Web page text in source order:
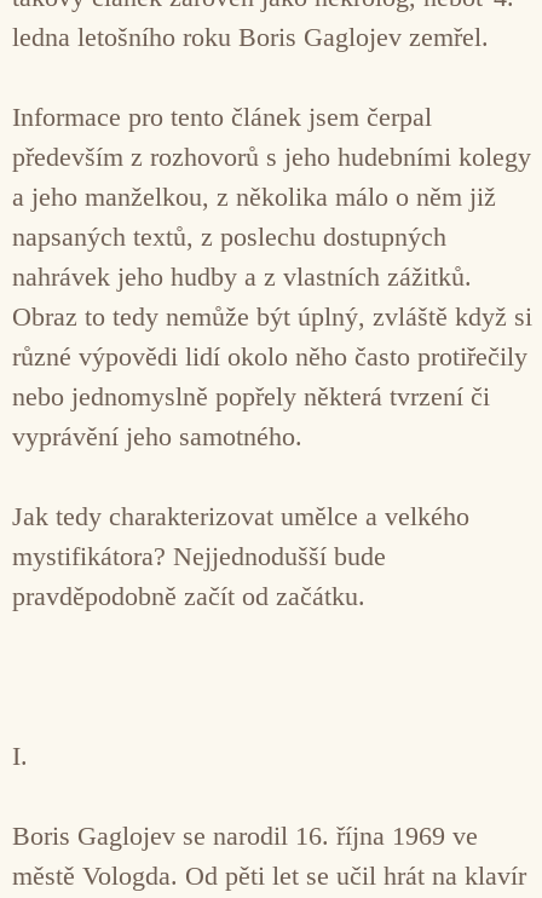
ledna letošního roku Boris Gaglojev zemřel.
Informace pro tento článek jsem čerpal
především z rozhovorů s jeho hudebními kolegy
a jeho manželkou, z několika málo o něm již
napsaných textů, z poslechu dostupných
nahrávek jeho hudby a z vlastních zážitků.
Obraz to tedy nemůže být úplný, zvláště když si
různé výpovědi lidí okolo něho často protiřečily
nebo jednomyslně popřely některá tvrzení či
vyprávění jeho samotného.
Jak tedy charakterizovat umělce a velkého
mystifikátora? Nejjednodušší bude
pravděpodobně začít od začátku.
I.
Boris Gaglojev se narodil 16. října 1969 ve
městě Vologda. Od pěti let se učil hrát na klavír